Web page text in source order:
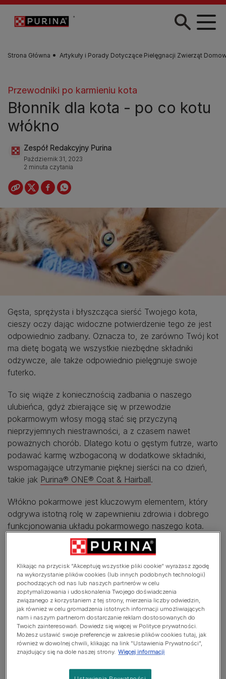
Przejdź do treści
Strona Główna Artykuły i Porady Dotyczące Pielęgnacji Zwierząt
Przewodniki po karmieniu kota
Błonnik dla kota - po co kotu
włókno
Zespół Redakcyjny Purina
Październik 31, 2023
2 minuta czytania
Gęsta, sprężysta i błyszcząca sierść Twojego kota,
cieszy oczy dając widoczne potwierdzenie tego że jest
odpowiednio zadbany. Oznacza to, że zarówno Twój kot
ma dietę bogatą we wszystkie niezbędne składniki
odżywcze, ale także odpowiednio pielęgnuje swoje
futerko.
To się wiąże z koniecznością zadbania o naszego
ulubieńca, gdyż zbierające się w przewodzie
pokarmowym włosy mogą stać się przyczyną
nieprzyjemnych niestrawności, a z czasem nawet
poważnych chorób. Dlatego kotu o gęstym futrze, warto
podawać karmę wzbogaconą w dodatkowe składniki,
wspomagające utrzymanie pięknej sierści na co dzień,
takie jak Purina® ONE® Coat & Hairball.
Włókno pokarmowe jest kluczowym elementem, który
odgrywa istotną rolę w zapewnieniu zdrowia i dobrego
funkcjonowania układu pokarmowego naszego kota.
Jego obecność wpływa na stymulację wzrostu
kosmków jelitowych, co z kolei wpływa na prawidłowe
trawienie i wchłanianie składników odżywczych.
Spożywanie odpowiedniej ilości błonnika jest niezwykle
istotne dla zachowania najwyższych standardów
wymaganych w diecie kota.
Do „zakłaczenia” jeden krok
Kot na swoim języku ma liczne wypustki, powodujące że
jest on szorstki jak grzebyczek. Pozwala to w trakcie
codziennej toalety, usuwać martwe włosy. Dzięki temu
Klikając na przycisk “Akceptuję wszystkie pliki cookie” wyrażasz zgodę
na wykorzystanie plików cookies (lub innych podobnych technologii)
pochodzących od nas lub naszych partnerów w celu
zoptymalizowania i udoskonalenia Twojego doświadczenia
związanego z korzystaniem z tej strony, mierzenia liczby odwiedzin,
jak również w celu gromadzenia istotnych informacji umożliwiających
nam i naszym partnerom dostarczanie reklam dostosowanych do
Twoich zainteresowań. Dowiedz się więcej w Polityce prywatności.
Możesz ustawić swoje preferencje w zakresie plików cookies tutaj, jak
również w dowolnej chwili, klikając na link "Ustawienia Prywatności",
znajdujący się na dole naszej strony. Więcej informacji